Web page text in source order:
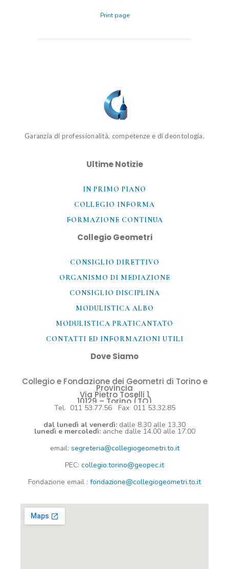
Print page
Garanzia di professionalità, competenze e di deontologia.
Ultime Notizie
IN PRIMO PIANO
COLLEGIO INFORMA
FORMAZIONE CONTINUA
Collegio Geometri
CONSIGLIO DIRETTIVO
ORGANISMO DI MEDIAZIONE
CONSIGLIO DISCIPLINA
MODULISTICA ALBO
MODULISTICA PRATICANTATO
CONTATTI ED INFORMAZIONI UTILI​
Dove Siamo
Collegio e Fondazione dei Geometri di Torino e
Provincia
Via Pietro Toselli 1
10129 – Torino (TO)
Tel. 011 53.77.56 Fax 011 53.32.85
dal lunedì al venerdì: dalle 8.30 alle 13.30
lunedì e mercoledì: anche dalle 14.00 alle 17.00
email: segreteria@collegiogeometri.to.it
PEC: collegio.torino@geopec.it
Fondazione email : fondazione@collegiogeometri.to.it